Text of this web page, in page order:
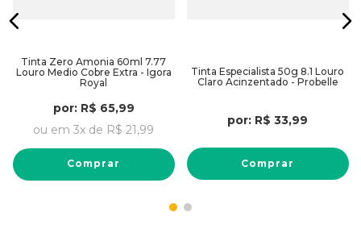
Tinta Zero Amonia 60ml 7.77
Louro Medio Cobre Extra - Igora
Royal
por: R$ 65,99
ou em 3x de R$ 21,99
Comprar
Tinta Especialista 50g 8.1 Louro
Claro Acinzentado - Probelle
por: R$ 33,99
Comprar